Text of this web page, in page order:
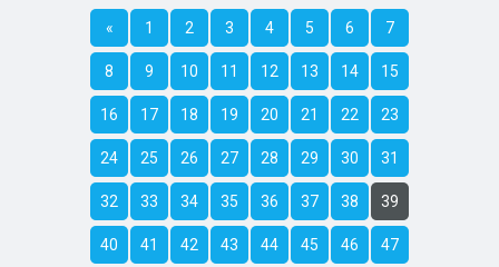
« 1 2 3 4 5 6 7
8 9 10 11 12 13 14 15
16 17 18 19 20 21 22 23
24 25 26 27 28 29 30 31
32 33 34 35 36 37 38 39
40 41 42 43 44 45 46 47